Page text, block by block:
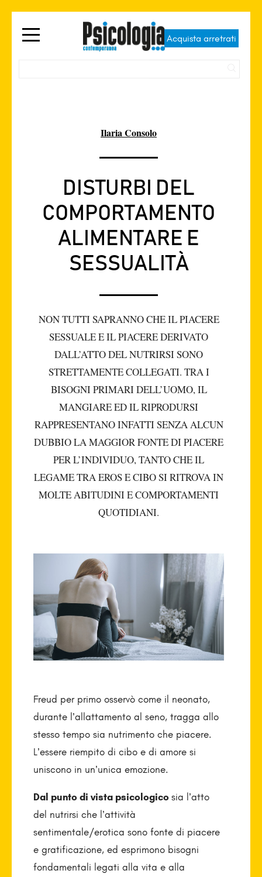
Acquista arretrati
Ilaria Consolo
DISTURBI DEL
COMPORTAMENTO
ALIMENTARE E
SESSUALITÀ
NON TUTTI SAPRANNO CHE IL PIACERE
SESSUALE E IL PIACERE DERIVATO
DALL’ATTO DEL NUTRIRSI SONO
STRETTAMENTE COLLEGATI. TRA I
BISOGNI PRIMARI DELL’UOMO, IL
MANGIARE ED IL RIPRODURSI
RAPPRESENTANO INFATTI SENZA ALCUN
DUBBIO LA MAGGIOR FONTE DI PIACERE
PER L’INDIVIDUO, TANTO CHE IL
LEGAME TRA EROS E CIBO SI RITROVA IN
MOLTE ABITUDINI E COMPORTAMENTI
QUOTIDIANI.
Freud per primo osservò come il neonato,
durante l’allattamento al seno, tragga allo
stesso tempo sia nutrimento che piacere.
L’essere riempito di cibo e di amore si
uniscono in un’unica emozione.
Dal punto di vista psicologico sia l’atto
del nutrirsi che l’attività
sentimentale/erotica sono fonte di piacere
e gratificazione, ed esprimono bisogni
fondamentali legati alla vita e alla